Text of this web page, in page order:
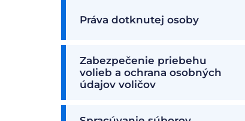
Práva dotknutej osoby
Zabezpečenie priebehu
volieb a ochrana osobných
údajov voličov